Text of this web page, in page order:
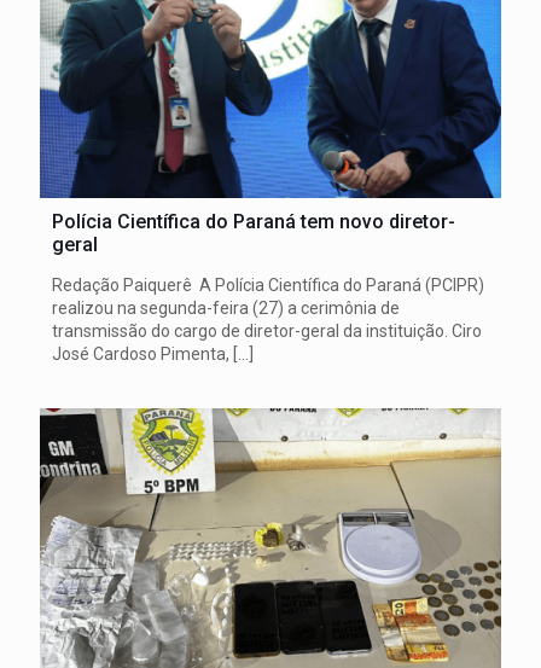
Polícia Científica do Paraná tem novo diretor-
geral
Redação Paiquerê A Polícia Científica do Paraná (PCIPR)
realizou na segunda-feira (27) a cerimônia de
transmissão do cargo de diretor-geral da instituição. Ciro
José Cardoso Pimenta,